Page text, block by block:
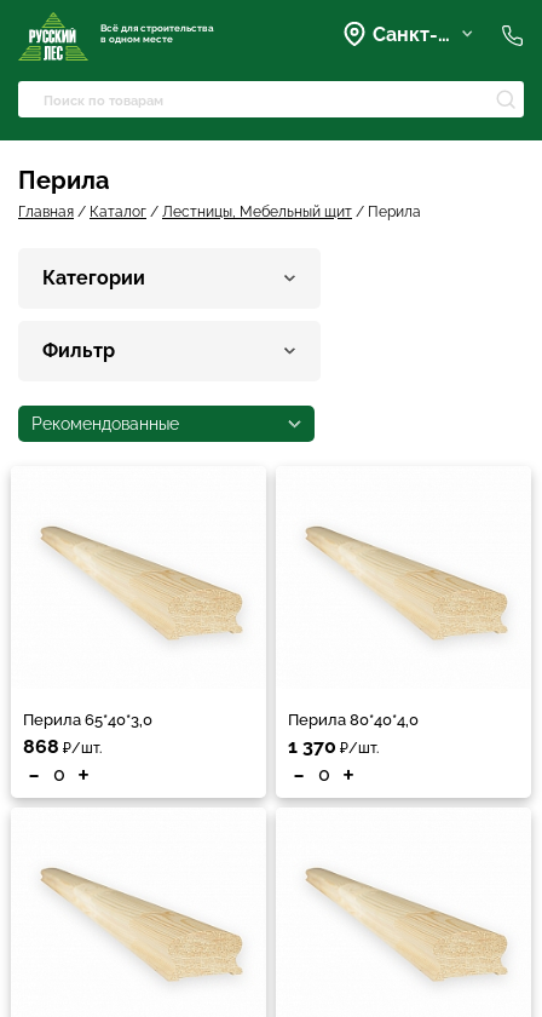
Всё для строительства
в одном месте
Санкт-Петербург
+7 (903) 684-62-00
Перила
Главная / Каталог / Лестницы, Мебельный щит / Перила
Категории
Фильтр
Рекомендованные
Перила 65*40*3,0
868 ₽/шт.
- +
Перила 80*40*4,0
1 370 ₽/шт.
- +